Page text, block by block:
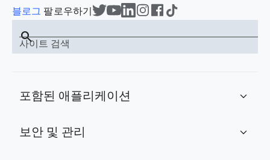
블로그 팔로우하기
사이트 검색
search
포함된 애플리케이션 expand_more
보안 및 관리 expand_more